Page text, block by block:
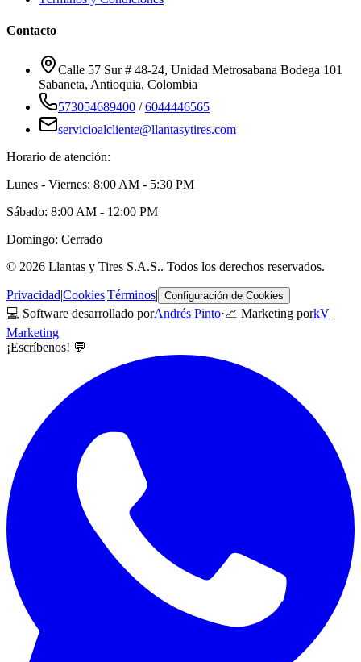
Contacto
Calle 57 Sur # 48-24, Unidad Metrosabana Bodega 101
Sabaneta, Antioquia, Colombia
573054689400 /6044446565
servicioalcliente@llantasytires.com
Horario de atención:
Lunes - Viernes: 8:00 AM - 5:30 PM
Sábado: 8:00 AM - 12:00 PM
Domingo: Cerrado
© 2026 Llantas y Tires S.A.S.. Todos los derechos reservados.
Privacidad|Cookies|Términos| Configuración de Cookies
💻 Software desarrollado porAndrés Pinto·📈 Marketing porkV
Marketing
¡Escríbenos! 💬